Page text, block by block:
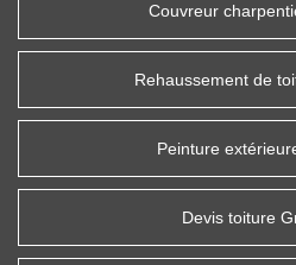
Couvreur
Rehaussement de
Peinture
Devis toiture